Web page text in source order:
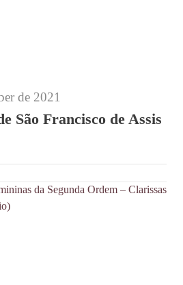
de 2021
São Francisco de Assis